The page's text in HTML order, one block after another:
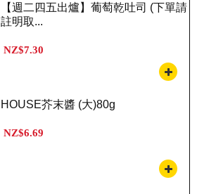
【週二四五出爐】葡萄乾吐司 (下單請
註明取...
NZ$7.30
HOUSE芥末醬 (大)80g
NZ$6.69